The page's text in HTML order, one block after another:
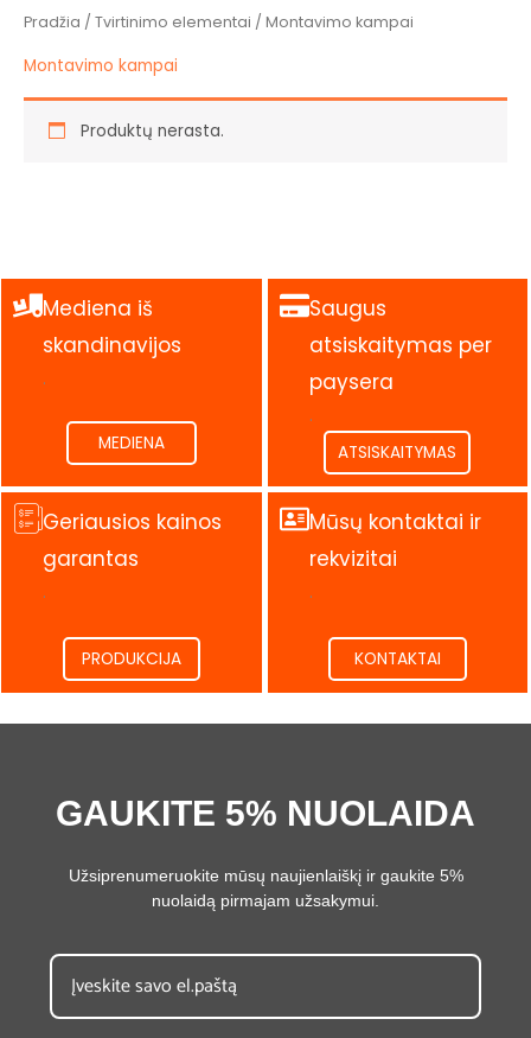
Pradžia / Tvirtinimo elementai / Montavimo kampai
Montavimo kampai
Produktų nerasta.
Mediena iš
skandinavijos
.
MEDIENA
Saugus
atsiskaitymas per
paysera
.
ATSISKAITYMAS
Geriausios kainos
garantas
.
PRODUKCIJA
Mūsų kontaktai ir
rekvizitai
.
KONTAKTAI
GAUKITE 5% NUOLAIDA
Užsiprenumeruokite mūsų naujienlaiškį ir gaukite 5%
nuolaidą pirmajam užsakymui.